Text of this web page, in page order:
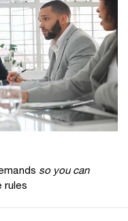
so you can
rules